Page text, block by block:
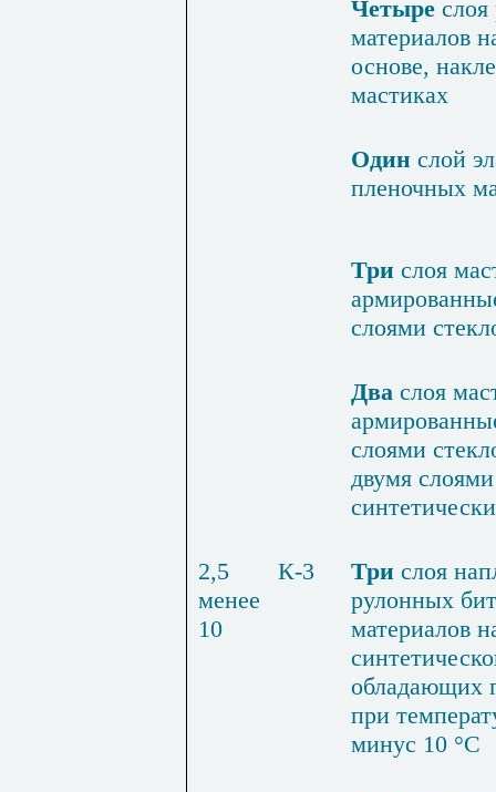
Четыре
материалов
основе,
масти­ках
Один слой
пленоч­ных
Три слоя
слоями
Два слоя
слоями
двумя
2,5
менее
10
К-3 Три слоя
рулонных
материалов
обла­дающих
при
минус 10 °С